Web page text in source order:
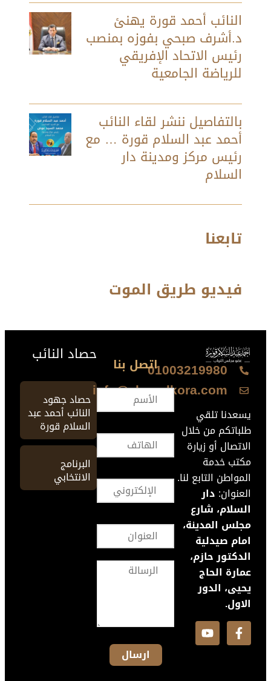
النائب أحمد قورة يهنئ
د.أشرف صبحي بفوزه بمنصب
رئيس الاتحاد الإفريقي
للرياضة الجامعية
بالتفاصيل ننشر لقاء النائب
أحمد عبد السلام قورة … مع
رئيس مركز ومدينة دار
السلام
تابعنا
فيديو طريق الموت
01003219980
info@ahmedkora.com
يسعدنا تلقي
طلباتكم من خلال
الاتصال أو زيارة
مكتب خدمة
المواطن التابع لنا.
العنوان: دار
السلام، شارع
مجلس المدينة،
امام صيدلية
الدكتور حازم،
عمارة الحاج
يحيى، الدور
الاول.
اتصل بنا حصاد النائب
حصاد جهود
النائب أحمد عبد
السلام قورة
البرنامج
الانتخابي